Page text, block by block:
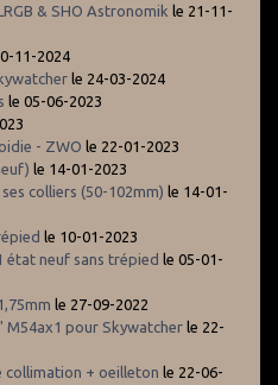
& SHO Astronomik le 21-11-
11-2024
le 24-03-2024
le 05-06-2023
- ZWO le 22-01-2023
le 14-01-2023
colliers (50-102mm) le 14-01-
le 10-01-2023
état neuf sans trépied le 05-01-
le 27-09-2022
M54ax1 pour Skywatcher le 22-
collimation + oeilleton le 22-06-